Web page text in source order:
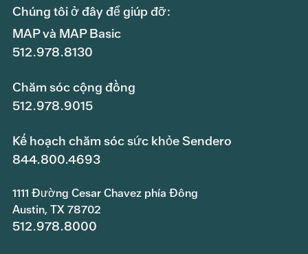
Chúng tôi ở đây để giúp đỡ:
MAP và MAP Basic
512.978.8130
Chăm sóc cộng đồng
512.978.9015
Kế hoạch chăm sóc sức khỏe Sendero
844.800.4693
1111 Đường Cesar Chavez phía Đông
Austin, TX 78702
512.978.8000